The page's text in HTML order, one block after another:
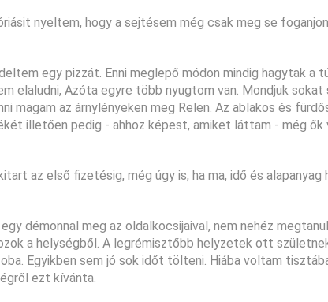
nyeltem, hogy a sejtésem még csak meg se
egy pizzát. Enni meglepő módon mindig hagytak a
elaludni, Azóta egyre több nyugtom van. Mondjuk
az árnylényeken meg Relen. Az ablakos és
illetően pedig - ahhoz képest, amiket láttam - még ők
az első fizetésig, még úgy is, ha ma, idő és alapanyag
démonnal meg az oldalkocsijaival, nem nehéz
a helységből. A legrémisztőbb helyzetek ott
Egyikben sem jó sok időt tölteni. Hiába voltam
ezt kívánta.